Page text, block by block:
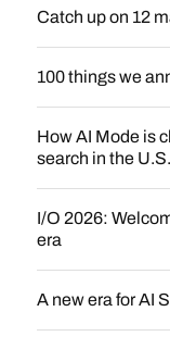
Catch up on 12
100 things we
How AI Mode is
search in the U.S.
I/O 2026:
era
A new era for AI